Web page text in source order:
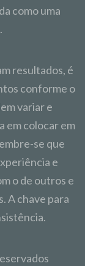
como uma
resultados, é
conforme o
variar e
em colocar em
se que
e
o de outros e
A chave para